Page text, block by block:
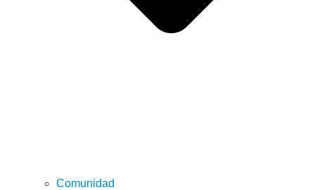
Comunidad